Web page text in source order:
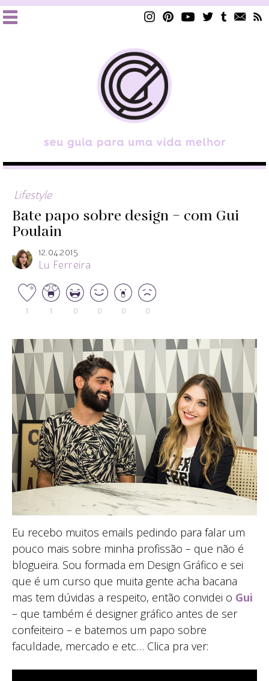
Lifestyle
Bate papo sobre design – com Gui
Poulain
12.04.2015
Lu Ferreira
1 1 0 0 0 0
Eu recebo muitos emails pedindo para falar um
pouco mais sobre minha profissão – que não é
blogueira. Sou formada em Design Gráfico e sei
que é um curso que muita gente acha bacana
mas tem dúvidas a respeito, então convidei o Gui
– que também é designer gráfico antes de ser
confeiteiro – e batemos um papo sobre
faculdade, mercado e etc… Clica pra ver: